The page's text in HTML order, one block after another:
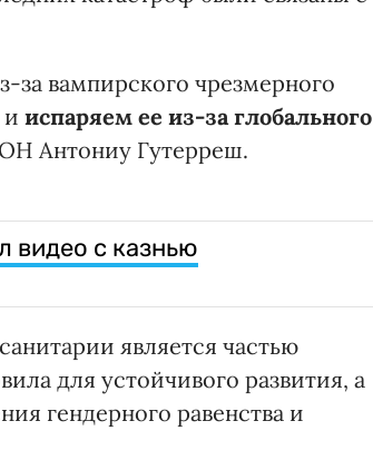
вампирского чрезмерного
и испаряем ее из-за глобального
Антониу Гутерреш.
видео с казнью
является частью
для устойчивого развития, а
гендерного равенства и